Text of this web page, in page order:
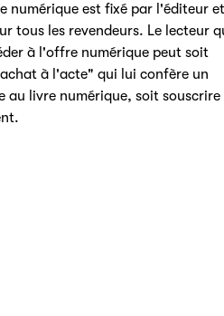
numérique est fixé par l'éditeur et
tous les revendeurs. Le lecteur
à l'offre numérique peut soit
à l'acte" qui lui confère un
au livre numérique, soit souscrire